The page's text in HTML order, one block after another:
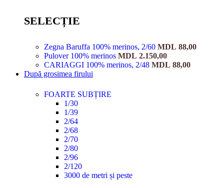
SELECȚIE
Zegna Baruffa 100% merinos, 2/60 MDL 88,00
Pulover 100% merinos MDL 2.150,00
CARIAGGI 100% merinos, 2/48 MDL 88,00
După grosimea firului
FOARTE SUBȚIRE
1/30
1/39
2/64
2/68
2/70
2/80
2/96
2/120
3000 de metri și peste